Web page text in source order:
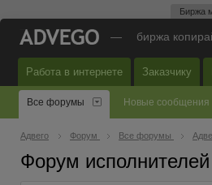
Биржа
— биржа
Работа в интернете Заказчику
Все форумы Новые сообщения
Адвего Форум Все форумы
Форум